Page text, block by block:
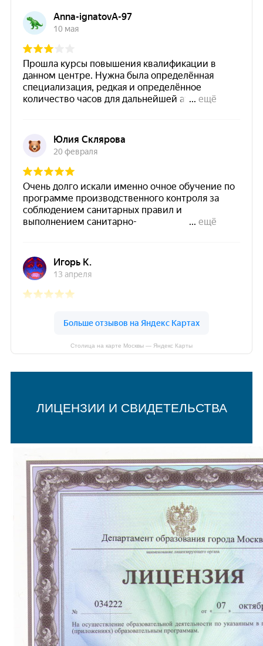
Столица на карте Москвы — Яндекс Карты
ЛИЦЕНЗИИ И СВИДЕТЕЛЬСТВА